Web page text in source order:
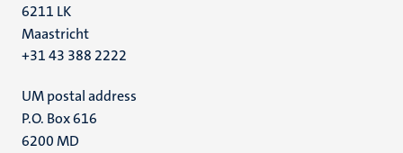
6211 LK
Maastricht
+31 43 388 2222
UM postal address
P.O. Box 616
6200 MD